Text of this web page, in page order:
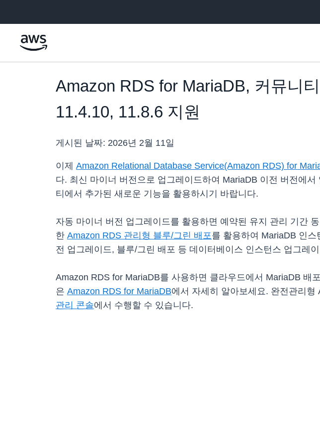
Amazon RDS for MariaDB, 커뮤니
11.4.10, 11.8.6 지원
게시된 날짜: 2026년 2월 11일
이제 Amazon Relational Database Service(Amazon RDS) for
다. 최신 마이너 버전으로 업그레이드하여 MariaDB 이전 버전에
티에서 추가된 새로운 기능을 활용하시기 바랍니다.
자동 마이너 버전 업그레이드를 활용하면 예약된 유지 관리 기간
한 Amazon RDS 관리형 블루/그린 배포를 활용하여 MariaDB 인
전 업그레이드, 블루/그린 배포 등 데이터베이스 인스턴스 업그레
Amazon RDS for MariaDB를 사용하면 클라우드에서 MariaDB 배
은 Amazon RDS for MariaDB에서 자세히 알아보세요. 완전관리
관리 콘솔에서 수행할 수 있습니다.